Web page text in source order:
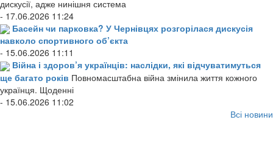
дискусії, адже нинішня система
- 17.06.2026 11:24
Басейн чи парковка? У Чернівцях розгорілася дискусія
навколо спортивного об’єкта
- 15.06.2026 11:11
Війна і здоров’я українців: наслідки, які відчуватимуться
ще багато років Повномасштабна війна змінила життя кожного
українця. Щоденні
- 15.06.2026 11:02
Всі новини